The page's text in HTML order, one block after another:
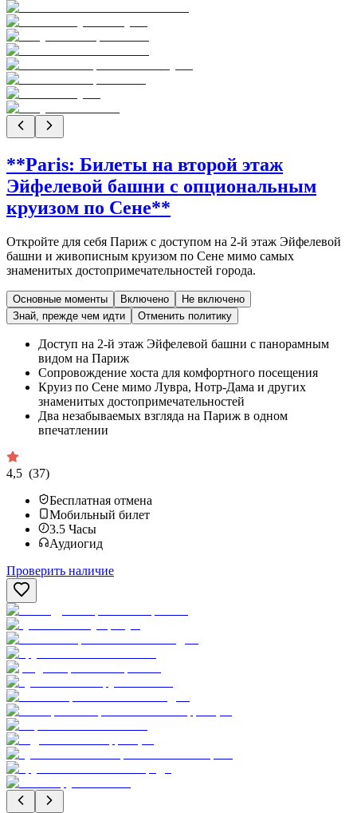
**Paris: Билеты на второй этаж
Эйфелевой башни с опциональным
круизом по Сене**
Откройте для себя Париж с доступом на 2-й этаж Эйфелевой
башни и живописным круизом по Сене мимо самых
знаменитых достопримечательностей города.
Основные моменты Включено
Не включено
Знай, прежде чем идти
Отменить политику
Доступ на 2-й этаж Эйфелевой башни с панорамным
видом на Париж
Сопровождение хоста для комфортного посещения
Круиз по Сене мимо Лувра, Нотр-Дама и других
знаменитых достопримечательностей
Два незабываемых взгляда на Париж в одном
впечатлении
4,5 (37)
Бесплатная отмена
Мобильный билет
3.5 Часы
Аудиогид
Проверить наличие